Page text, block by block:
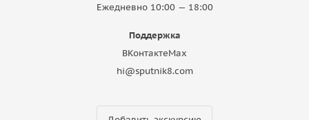
Ежедневно 10:00 — 18:00
Поддержка
ВКонтактеMax
hi@sputnik8.com